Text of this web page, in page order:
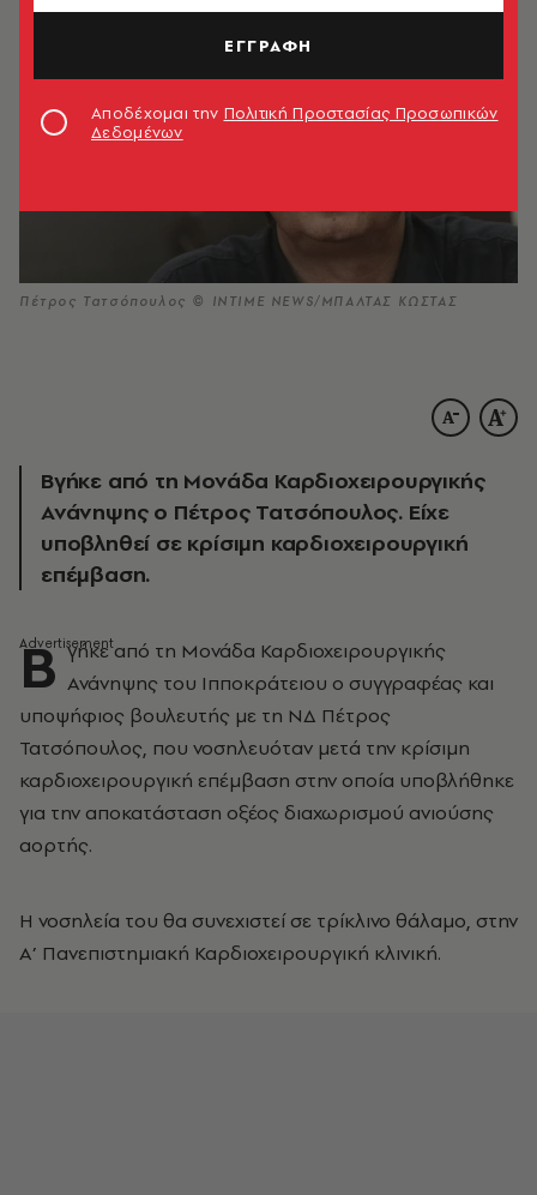
Πέτρος Τατσόπουλος © INTIME NEWS/ΜΠΑΛΤΑΣ ΚΩΣΤΑΣ
Βγήκε από τη Μονάδα Καρδιοχειρουργικής
Ανάνηψης ο Πέτρος Τατσόπουλος. Είχε
υποβληθεί σε κρίσιμη καρδιοχειρουργική
επέμβαση.
Β γήκε από τη Μονάδα Καρδιοχειρουργικής
Ανάνηψης του Ιπποκράτειου ο συγγραφέας και
υποψήφιος βουλευτής με τη ΝΔ Πέτρος
Τατσόπουλος, που νοσηλευόταν μετά την κρίσιμη
καρδιοχειρουργική επέμβαση στην οποία υποβλήθηκε
για την αποκατάσταση οξέος διαχωρισμού ανιούσης
αορτής.
H νοσηλεία του θα συνεχιστεί σε τρίκλινο θάλαμο, στην
Α’ Πανεπιστημιακή Καρδιοχειρουργική κλινική.
ΕΓΓΡΑΦΗ
Αποδέχομαι την Πολιτική Προστασίας Προσωπικών
Δεδομένων